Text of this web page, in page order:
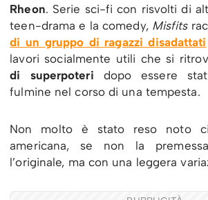
Rheon. Serie sci-fi con risvolti di
teen-drama e la comedy, Misfits
di un gruppo di ragazzi disadattati
lavori socialmente utili che si
di superpoteri dopo essere
fulmine nel corso di una tempesta.
Non molto è stato reso noto
americana, se non la
l’originale, ma con una leggera